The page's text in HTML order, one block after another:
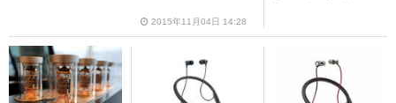
2015年11月04日 14:28